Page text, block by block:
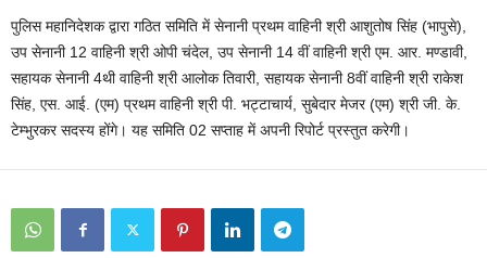
पुलिस महानिदेशक द्वारा गठित समिति में सेनानी प्रथम वाहिनी श्री आशुतोष सिंह (भापुसे),
उप सेनानी 12 वाहिनी श्री ओपी चंदेल, उप सेनानी 14 वीं वाहिनी श्री एम. आर. मण्डावी,
सहायक सेनानी 4थी वाहिनी श्री आलोक तिवारी, सहायक सेनानी 8वीं वाहिनी श्री राकेश
सिंह, एस. आई. (एम) प्रथम वाहिनी श्री पी. भट्टाचार्य, सुबेदार मेजर (एम) श्री जी. के.
टेम्भुरकर सदस्य होंगे। यह समिति 02 सप्ताह में अपनी रिपोर्ट प्रस्तुत करेगी।